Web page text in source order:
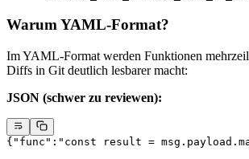
Warum YAML-Format?
Im YAML-Format werden Funktionen
Diffs in Git deutlich lesbarer macht:
JSON (schwer zu reviewen):
{ "func" : "const result =